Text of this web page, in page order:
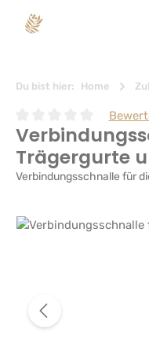
springen
Du bist hier: Home
Durchschnittliche
Trägergurte
Verbindungsschnalle für
Bildergalerie